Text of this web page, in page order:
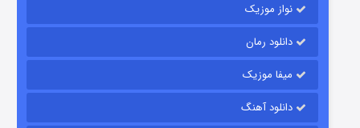
باب اسفنجی فصل ۱۷
نواز موزیک
دانلود رمان
میفا موزیک
دانلود آهنگ